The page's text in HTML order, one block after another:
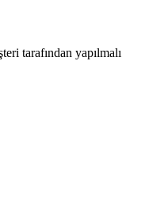
tarafından yapılmalı